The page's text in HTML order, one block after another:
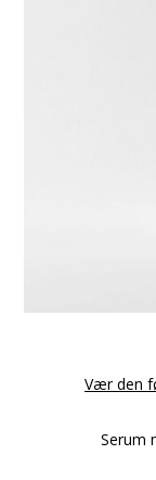
Vær den
Serum